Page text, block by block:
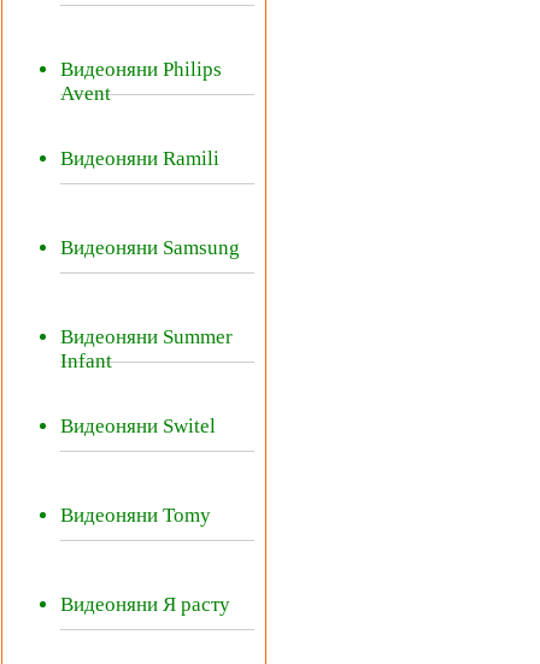
Видеоняни Philips
Avent
Видеоняни Ramili
Видеоняни Samsung
Видеоняни Summer
Infant
Видеоняни Switel
Видеоняни Tomy
Видеоняни Я расту